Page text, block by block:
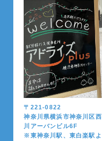
〒221-0822
神奈川県横浜市神奈川区
川アーバンビル6F
※東神奈川駅、東白楽駅